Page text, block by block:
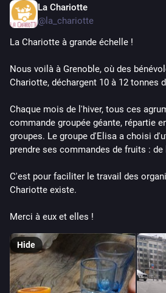
La Chariotte
@la_chariotte
La Chariotte à grande échelle !
Nous voilà à Grenoble, où des
Chariotte, déchargent 10 à 12 tonnes
Chaque mois de l'hiver, tous ces
commande groupée géante, répartie
groupes. Le groupe d'Elisa a choisi
prendre ses commandes de fruits : de
C'est pour faciliter le travail des
Chariotte existe.
Merci à eux et elles !
Hide